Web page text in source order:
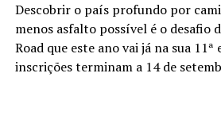
Descobrir o país profundo por
menos asfalto possível é o desafio
Road que este ano vai já na sua 11ª
inscrições terminam a 14 de